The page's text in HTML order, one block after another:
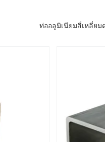
ท่ออลูมิเนียมสี่เหลี่ยม